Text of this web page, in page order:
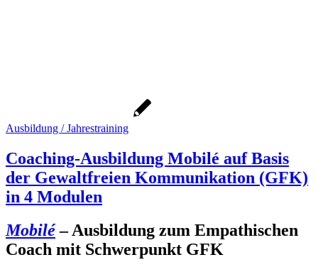
Ausbildung / Jahrestraining
Coaching-Ausbildung Mobilé auf Basis
der Gewaltfreien Kommunikation (GFK)
in 4 Modulen
Mobilé– Ausbildung zum Empathischen
Coach mit Schwerpunkt GFK